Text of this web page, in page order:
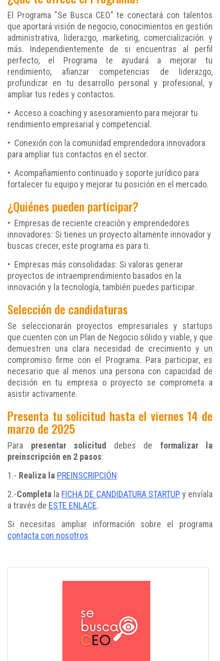
El Programa "Se Busca CEO" te conectará con talentos
que aportará visión de negocio, conocimientos en gestión
administrativa, liderazgo, marketing, comercialización y
más. Independientemente de si encuentras al perfil
perfecto, el Programa te ayudará a mejorar tu
rendimiento, afianzar competencias de liderazgo,
profundizar en tu desarrollo personal y profesional, y
ampliar tus redes y contactos.
• Acceso a coaching y asesoramiento para mejorar tu
rendimiento empresarial y competencial.
• Conexión con la comunidad emprendedora innovadora
para ampliar tus contactos en el sector.
• Acompañamiento continuado y soporte jurídico para
fortalecer tu equipo y mejorar tu posición en el mercado.
¿Quiénes pueden participar?
• Empresas de reciente creación y emprendedores
innovadores: Si tienes un proyecto altamente innovador y
buscas crecer, este programa es para ti.
• Empresas más consolidadas: Si valoras generar
proyectos de intraemprendimiento basados en la
innovación y la tecnología, también puedes participar.
Selección de candidaturas
Se seleccionarán proyectos empresariales y startups
que cuenten con un Plan de Negocio sólido y viable, y que
demuestren una clara necesidad de crecimiento y un
compromiso firme con el Programa. Para participar, es
necesario que al menos una persona con capacidad de
decisión en tu empresa o proyecto se comprometa a
asistir activamente.
Presenta tu solicitud hasta el viernes 14 de
marzo de 2025
Para presentar solicitud debes de formalizar la
preinscripción en 2 pasos:
1.- Realiza la PREINSCRIPCIÓN
2.-Completa la FICHA DE CANDIDATURA STARTUP y envíala
a través de ESTE ENLACE.
Si necesitas ampliar información sobre el programa
contacta con nosotros